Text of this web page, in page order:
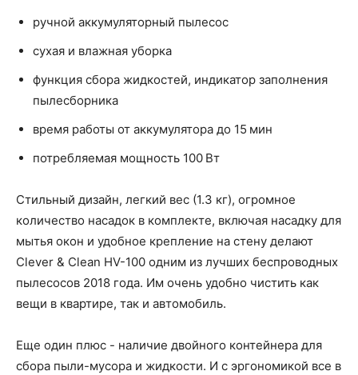
ручной аккумуляторный пылесос
сухая и влажная уборка
функция сбора жидкостей, индикатор заполнения
пылесборника
время работы от аккумулятора до 15 мин
потребляемая мощность 100 Вт
Стильный дизайн, легкий вес (1.3 кг), огромное
количество насадок в комплекте, включая насадку для
мытья окон и удобное крепление на стену делают
Clever & Clean HV-100 одним из лучших беспроводных
пылесосов 2018 года. Им очень удобно чистить как
вещи в квартире, так и автомобиль.
Еще один плюс - наличие двойного контейнера для
сбора пыли-мусора и жидкости. И с эргономикой все в